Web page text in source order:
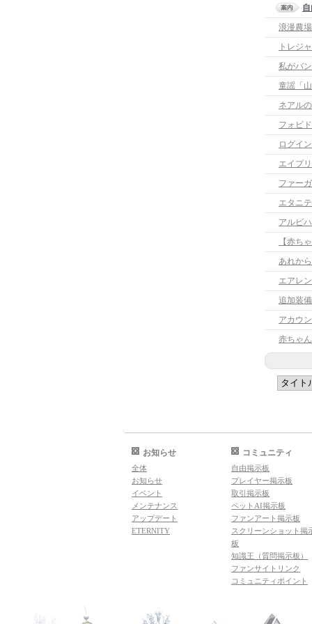
浪漫農
トレジ
私がバ
童謡「
ネアル
フォビ
ログイ
エイプ
ファー
エタニ
アルビ
【赤ち
あれか
エアレ
追加装
アカウ
赤ちゃ
お知らせ
全体
お知らせ
イベント
メンテナンス
アップデート
ETERNITY
コミュニティ
自由掲示板
プレイヤー掲示板
取引掲示板
ペットAI掲示板
ファンアート掲示板
スクリーンショット掲
板
知識王（質問掲示板）
ファンサイトリンク
コミュニティポイント